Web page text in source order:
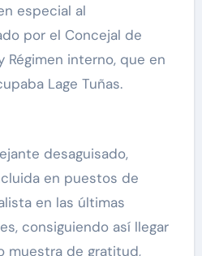
especial al
por el Concejal de
Régimen interno, que en
Lage Tuñas.
desaguisado,
en puestos de
en las últimas
consiguiendo así llegar
muestra de gratitud,